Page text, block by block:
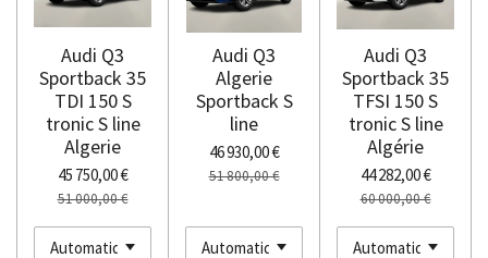
Audi Q3
Sportback 35
TDI 150 S
tronic S line
Algerie
45 750,00 €
51 000,00 €
Audi Q3
Algerie
Sportback S
line
46 930,00 €
51 800,00 €
Audi Q3
Sportback 35
TFSI 150 S
tronic S line
Algérie
44 282,00 €
60 000,00 €